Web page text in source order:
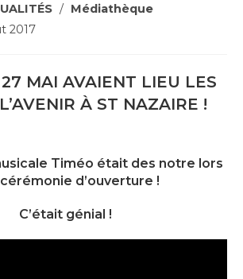
/ Médiathèque
2017
MAI AVAIENT LIEU LES
À ST NAZAIRE !
Timéo était des notre lors
d’ouverture !
C’était génial !